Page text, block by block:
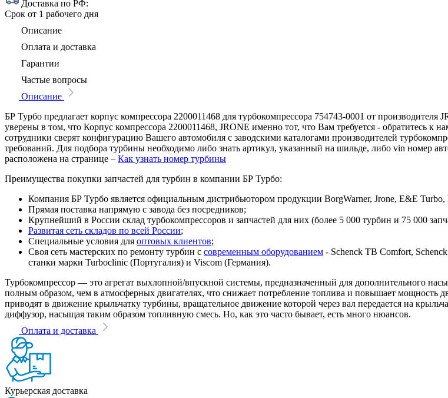
Доставка по РФ:
Срок от 1 рабочего дня
Описание
Оплата и доставка
Гарантии
Частые вопросы
Описание
БР Турбо предлагает корпус компрессора 2200011468 для турбокомпрессора 754743-0001 от
уверены в том, что Корпус компрессора 2200011468, JRONE именно тот, что Вам требуется - обратитесь
сотрудники сверят конфигурацию Вашего автомобиля с заводскими каталогами производителей
требований. Для подбора турбины необходимо либо знать артикул, указанный на шильде, либо vin номер
расположена на странице – Как узнать номер турбины
Преимущества покупки запчастей для турбин в компании БР Турбо:
Компания БР Турбо является официальным дистрибьютором продукции BorgWarner, Jrone, E&E
Прямая поставка напрямую с завода без посредников;
Крупнейший в России склад турбокомпрессоров и запчастей для них (более 5 000 турбин и 75 000
Развитая сеть складов по всей России;
Специальные условия для оптовых клиентов;
Своя сеть мастерских по ремонту турбин с современным оборудованием - Schenck TB Comfort,
станки марки Turboclinic (Португалия) и Viscom (Германия).
Турбокомпрессор — это агрегат выхлопной/впускной системы, предназначенный для дополнительного
полным образом, чем в атмосферных двигателях, что снижает потребление топлива и повышает мощность
приводят в движение крыльчатку турбины, вращательное движение которой через вал передается на
диффузор, насыщая таким образом топливную смесь. Но, как это часто бывает, есть много нюансов.
Оплата и доставка
Курьерская доставка